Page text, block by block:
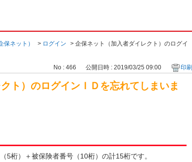
ネット） > ログイン > 企保ネット（加入者ダイレクト）のログイ
No : 466 公開日時 : 2019/03/25 09:00 印刷
ト）のログインＩＤを忘れてしまいま
5桁）＋被保険者番号（10桁）の計15桁です。